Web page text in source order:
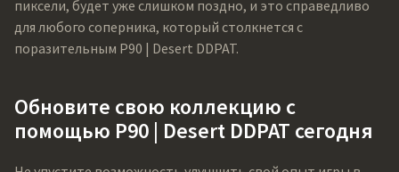
пиксели, будет уже слишком поздно, и это справедливо
для любого соперника, который столкнется с
поразительным P90 | Desert DDPAT.
Обновите свою коллекцию с
помощью P90 | Desert DDPAT сегодня